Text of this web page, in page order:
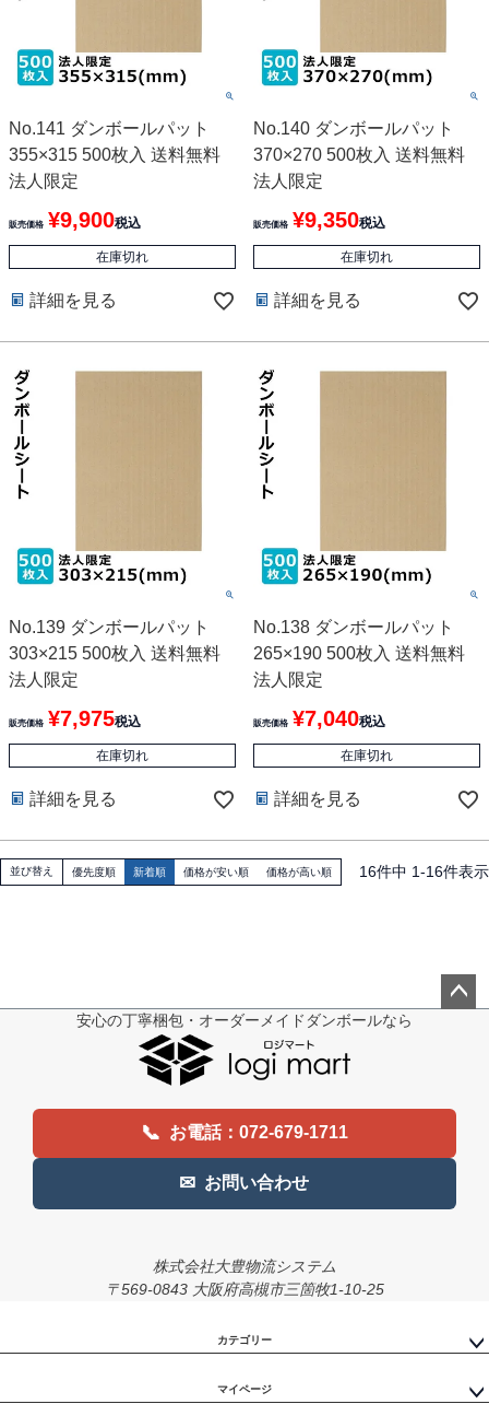
No.141 ダンボールパット
355×315 500枚入 送料無料
法人限定
販売価格 ¥9,900税込
在庫切れ
詳細を見る
No.140 ダンボールパット
370×270 500枚入 送料無料
法人限定
販売価格 ¥9,350税込
在庫切れ
詳細を見る
No.139 ダンボールパット
303×215 500枚入 送料無料
法人限定
販売価格 ¥7,975税込
在庫切れ
詳細を見る
No.138 ダンボールパット
265×190 500枚入 送料無料
法人限定
販売価格 ¥7,040税込
在庫切れ
詳細を見る
並び替え 優先度順 新着順 価格が安い順 価格が高い順 16件中 1-16件表示
安心の丁寧梱包・オーダーメイドダンボールなら
📞 お電話：072-679-1711
✉ お問い合わせ
株式会社大豊物流システム
〒569-0843 大阪府高槻市三箇牧1-10-25
カテゴリー
マイページ